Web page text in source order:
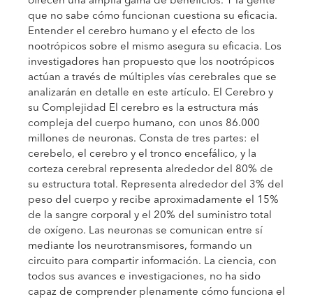
que no sabe cómo funcionan cuestiona su eficacia.
Entender el cerebro humano y el efecto de los
nootrópicos sobre el mismo asegura su eficacia. Los
investigadores han propuesto que los nootrópicos
actúan a través de múltiples vías cerebrales que se
analizarán en detalle en este artículo. El Cerebro y
su Complejidad El cerebro es la estructura más
compleja del cuerpo humano, con unos 86.000
millones de neuronas. Consta de tres partes: el
cerebelo, el cerebro y el tronco encefálico, y la
corteza cerebral representa alrededor del 80% de
su estructura total. Representa alrededor del 3% del
peso del cuerpo y recibe aproximadamente el 15%
de la sangre corporal y el 20% del suministro total
de oxígeno. Las neuronas se comunican entre sí
mediante los neurotransmisores, formando un
circuito para compartir información. La ciencia, con
todos sus avances e investigaciones, no ha sido
capaz de comprender plenamente cómo funciona el